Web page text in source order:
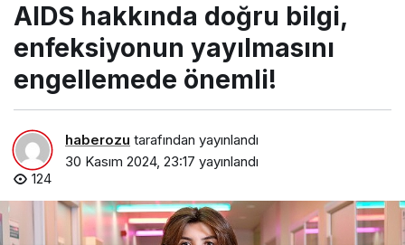
AIDS hakkında doğru bilgi,
enfeksiyonun yayılmasını
engellemede önemli!
haberozu tarafından yayınlandı
30 Kasım 2024, 23:17 yayınlandı
124